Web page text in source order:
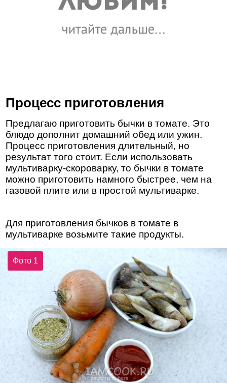
Процесс приготовления
Предлагаю приготовить бычки в томате. Это
блюдо дополнит домашний обед или ужин.
Процесс приготовления длительный, но
результат того стоит. Если использовать
мультиварку-скороварку, то бычки в томате
можно приготовить намного быстрее, чем на
газовой плите или в простой мультиварке.
Для приготовления бычков в томате в
мультиварке возьмите такие продукты.
Фото 1